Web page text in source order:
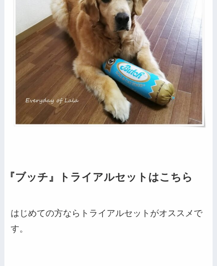
『ブッチ』トライアルセットはこちら
はじめての方ならトライアルセットがオススメで
す。